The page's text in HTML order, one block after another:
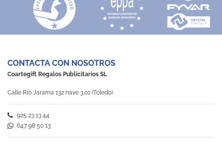
CONTACTA CON NOSOTROS
Coartegift Regalos Publicitarios SL
Calle Río Jarama 132 nave 3.01 (Toledo)
925 23 13 44
647 98 50 13